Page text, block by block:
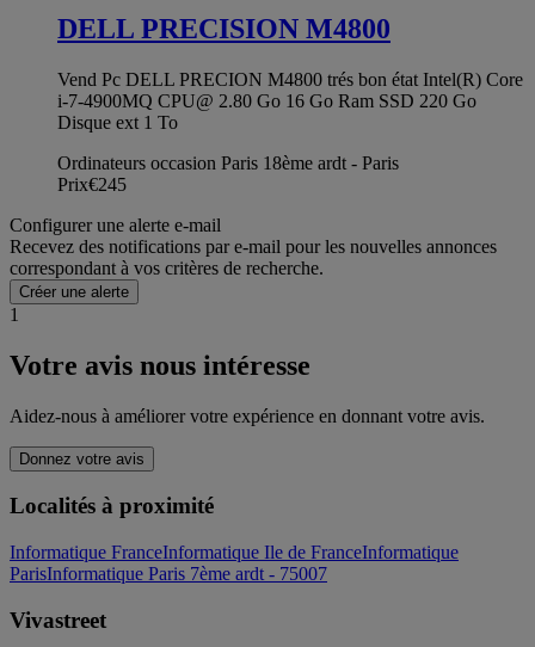
DELL PRECISION M4800
Vend Pc DELL PRECION M4800 trés bon état Intel(R) Core
i-7-4900MQ CPU@ 2.80 Go 16 Go Ram SSD 220 Go
Disque ext 1 To
Ordinateurs occasion Paris 18ème ardt - Paris
Prix€245
Configurer une alerte e-mail
Recevez des notifications par e-mail pour les nouvelles annonces
correspondant à vos critères de recherche.
Créer une alerte
1
Votre avis nous intéresse
Aidez-nous à améliorer votre expérience en donnant votre avis.
Donnez votre avis
Localités à proximité
Informatique FranceInformatique Ile de FranceInformatique
ParisInformatique Paris 7ème ardt - 75007
Vivastreet